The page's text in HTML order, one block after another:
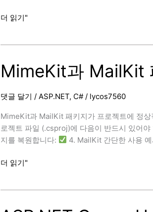
ASP.NET
들
웨
(Middleware)
더 읽기"
MimeKit과 MailKit
댓글 달기 / ASP.NET, C#/ lycos7560
MimeKit과 MailKit 패키지가 프로젝트에 정
로젝트 파일 (.csproj)에 다음이 반드시 있어야
지를 복원합니다:
4. MailKit 간단한 사용 예
MimeKit
키
더 읽기"